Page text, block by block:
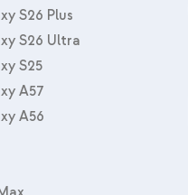
S26 Plus
S26 Ultra
S25
A57
A56